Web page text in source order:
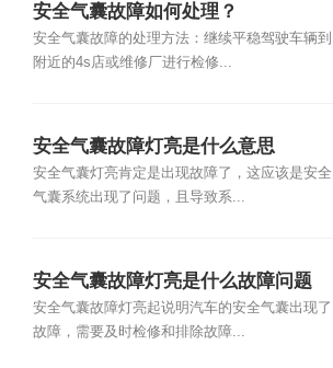
安全气囊故障如何处理？
安全气囊故障的处理方法：继续平稳驾驶车辆到
附近的4s店或维修厂进行检修...
安全气囊故障灯亮是什么意思
安全气囊灯亮肯定是出现故障了，这应该是安全
气囊系统出现了问题，且导致系...
安全气囊故障灯亮是什么故障问题
安全气囊故障灯亮起说明汽车的安全气囊出现了
故障，需要及时检修和排除故障...